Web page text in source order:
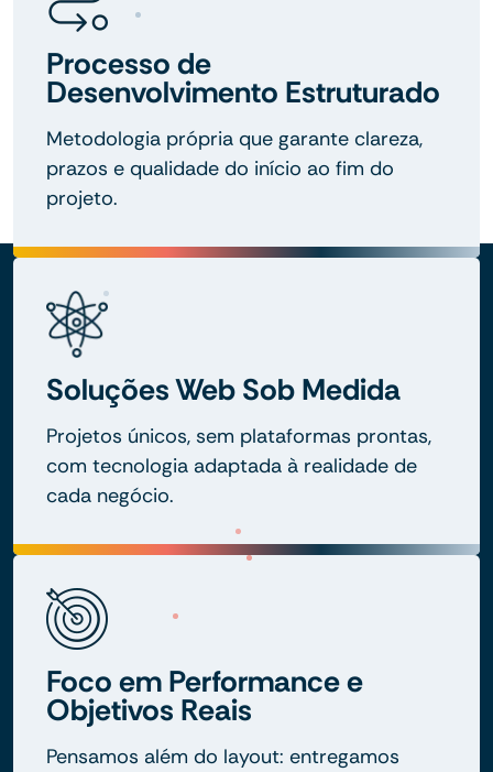
Processo de
Desenvolvimento Estruturado
Metodologia própria que garante clareza,
prazos e qualidade do início ao fim do
projeto.
Soluções Web Sob Medida
Projetos únicos, sem plataformas prontas,
com tecnologia adaptada à realidade de
cada negócio.
Foco em Performance e
Objetivos Reais
Pensamos além do layout: entregamos